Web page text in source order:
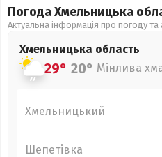
Погода Хмельницька
Актуальна інформація про погоду
Хмельницька область
29° 20° Мінлива
Хмельницький
Шепетівка